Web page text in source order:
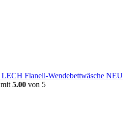
LECH Flanell-Wendebettwäsche NEU
5.00 von 5